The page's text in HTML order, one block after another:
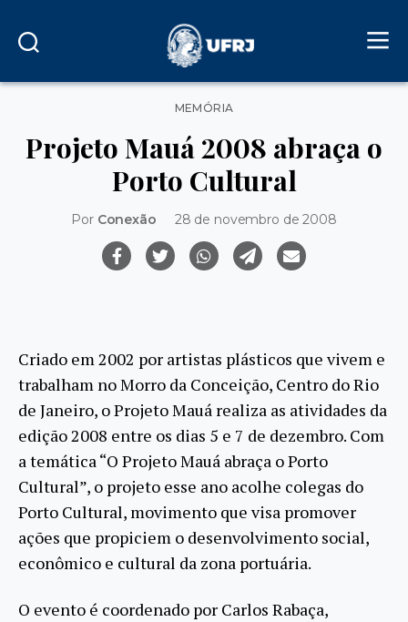
Categorias
MEMÓRIA
Projeto Mauá 2008 abraça o
Porto Cultural
Por Conexão 28 de novembro de 2008
Criado em 2002 por artistas plásticos que vivem e
trabalham no Morro da Conceição, Centro do Rio
de Janeiro, o Projeto Mauá realiza as atividades da
edição 2008 entre os dias 5 e 7 de dezembro. Com
a temática “O Projeto Mauá abraça o Porto
Cultural”, o projeto esse ano acolhe colegas do
Porto Cultural, movimento que visa promover
ações que propiciem o desenvolvimento social,
econômico e cultural da zona portuária.
O evento é coordenado por Carlos Rabaça,